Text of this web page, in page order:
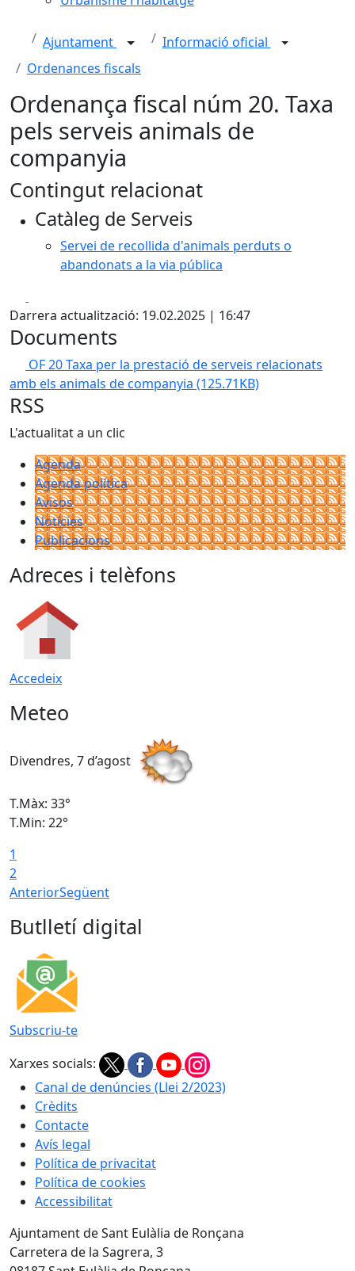
Ajuntament
Informació oficial
Ordenances fiscals
Ordenança fiscal núm 20. Taxa
pels serveis animals de
companyia
Contingut relacionat
Catàleg de Serveis
Servei de recollida d'animals perduts o
abandonats a la via pública
Darrera actualització: 19.02.2025 | 16:47
Documents
OF 20 Taxa per la prestació de serveis relacionats
amb els animals de companyia (125.71KB)
RSS
L'actualitat a un clic
Agenda
Agenda política
Avisos
Notícies
Publicacions
Adreces i telèfons
Accedeix
Meteo
Divendres, 7 d’agost
T.Màx: 33°
T.Min: 22°
1
2
AnteriorSegüent
Butlletí digital
Subscriu-te
Xarxes socials:
Canal de denúncies (Llei 2/2023)
Crèdits
Contacte
Avís legal
Política de privacitat
Política de cookies
Accessibilitat
Ajuntament de Sant Eulàlia de Ronçana
Carretera de la Sagrera, 3